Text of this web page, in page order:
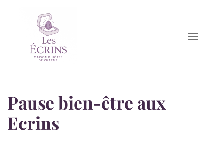
Accéder au contenu principal
Pause bien-être aux
Ecrins